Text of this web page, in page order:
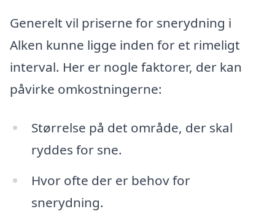
Generelt vil priserne for snerydning i
Alken kunne ligge inden for et rimeligt
interval. Her er nogle faktorer, der kan
påvirke omkostningerne:
Størrelse på det område, der skal
ryddes for sne.
Hvor ofte der er behov for
snerydning.